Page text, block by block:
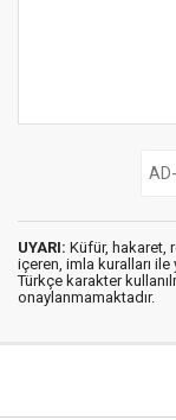
UYARI: Küfür, hakaret,
içeren, imla kuralları ile
Türkçe karakter
onaylanmamaktadır.